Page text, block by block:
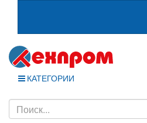
КАТЕГОРИИ